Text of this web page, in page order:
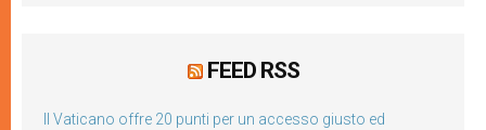
FEED RSS
Il Vaticano offre 20 punti per un accesso giusto ed